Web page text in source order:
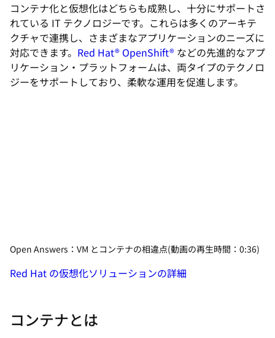
コンテナ化と仮想化はどちらも成熟し、十分にサポートさ
れている IT テクノロジーです。これらは多くのアーキテ
クチャで連携し、さまざまなアプリケーションのニーズに
対応できます。 Red Hat® OpenShift® などの先進的なアプ
リケーション・プラットフォームは、両タイプのテクノロ
ジーをサポートしており、柔軟な運用を促進します。
Open Answers：VM とコンテナの相違点(動画の再生時間：0:36)
Red Hat の仮想化ソリューションの詳細
コンテナとは